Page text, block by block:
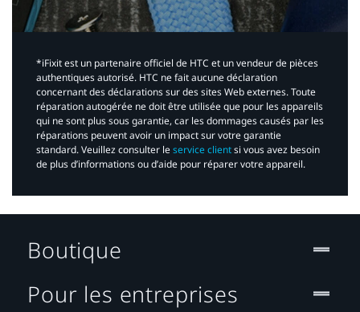
*iFixit est un partenaire officiel de HTC et un vendeur de pièces
authentiques autorisé. HTC ne fait aucune déclaration
concernant des déclarations sur des sites Web externes. Toute
réparation autogérée ne doit être utilisée que pour les appareils
qui ne sont plus sous garantie, car les dommages causés par les
réparations peuvent avoir un impact sur votre garantie
standard. Veuillez consulter leservice clientsi vous avez besoin
de plus d’informations ou d’aide pour réparer votre appareil.​
Boutique
Pour les entreprises